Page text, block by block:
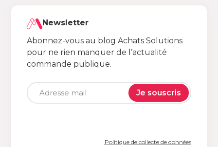
Newsletter
Abonnez-vous au blog Achats Solutions
pour ne rien manquer de l’actualité
commande publique.
Je souscris
Politique de collecte de données